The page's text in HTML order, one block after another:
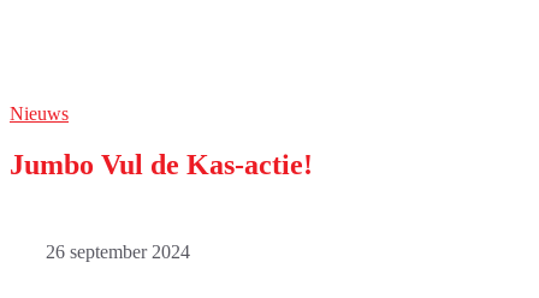
Nieuws
Jumbo Vul de Kas-actie!
26 september 2024